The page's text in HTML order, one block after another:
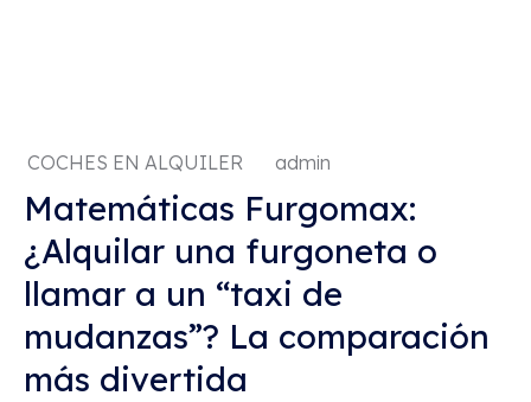
COCHES EN ALQUILER admin
Matemáticas Furgomax:
¿Alquilar una furgoneta o
llamar a un “taxi de
mudanzas”? La comparación
más divertida